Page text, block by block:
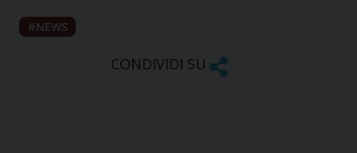
NEWS
CONDIVIDI SU